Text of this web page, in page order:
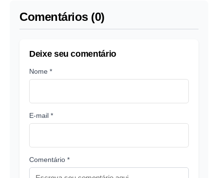
Comentários (0)
Deixe seu comentário
Nome *
E-mail *
Comentário *